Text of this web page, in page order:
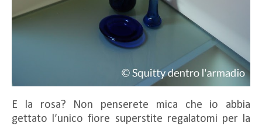
E la rosa? Non penserete mica che io abbia
gettato l’unico fiore superstite regalatomi per la